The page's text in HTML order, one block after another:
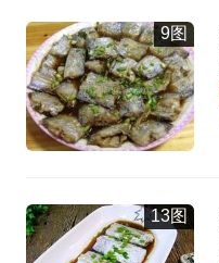
9图
13图